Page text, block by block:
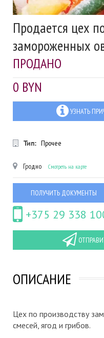
Продается цех
замороженных
ПРОДАНО
0 BYN
УЗНАТЬ
Тип: Прочее
Гродно Смотреть на карте
ПОЛУЧИТЬ ДОКУМЕНТЫ
+375 29 338
ОПИСАНИЕ
Цех по производству
смесей, ягод и грибов.